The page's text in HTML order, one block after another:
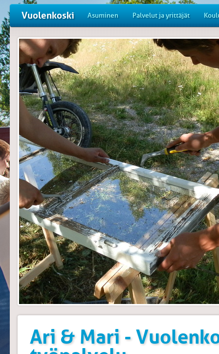
Vuolenkoski Asuminen Palvelut ja yrittäjät
Ari & Mari -